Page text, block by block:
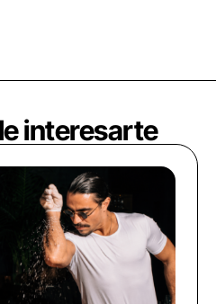
interesarte